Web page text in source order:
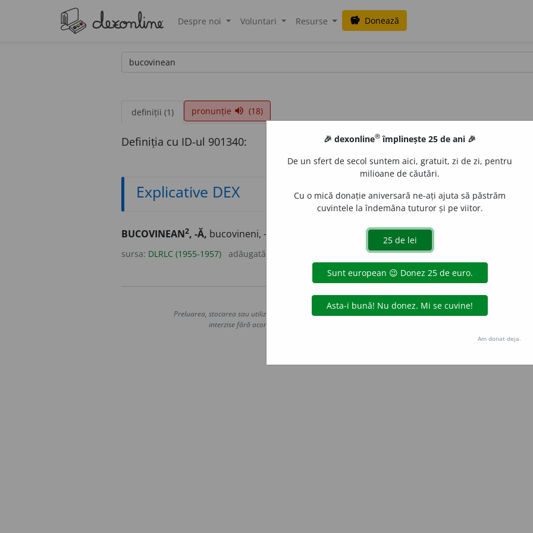
Despre noi Voluntari Resurse savings Donează
definiții (1) pronunție volume_up (18)
Definiția cu ID-ul 901340:
Explicative DEX
BUCOVINEAN2, -Ă, bucovineni, -e, Din Bucovina, caracteristic Bucovinei. Port
sursa: DLRLC (1955-1957) adăugată de
Copyright © 2004-2026 dexonline (https://dexonline.ro)
Preluarea, stocarea sau utilizarea datelor de pe acest site, inclusiv prin orice metode de extragere automată
interzise fără acordul nostru prealabil scris, cu excepția seturilor de date oferite oficial spre utilizare
Hosterion
🎉 dexonline® împlinește 25 de ani 🎉
De un sfert de secol suntem aici, gratuit, zi de zi, pentru
milioane de căutări.
Cu o mică donație aniversară ne-ați ajuta să păstrăm
cuvintele la îndemâna tuturor și pe viitor.
Am donat deja.